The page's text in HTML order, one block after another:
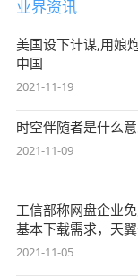
业界资讯
美国设下计谋,用娘
中国
2021-11-19
时空伴随者是什么
2021-11-09
工信部称网盘企业
基本下载需求，天
始终
2021-11-05